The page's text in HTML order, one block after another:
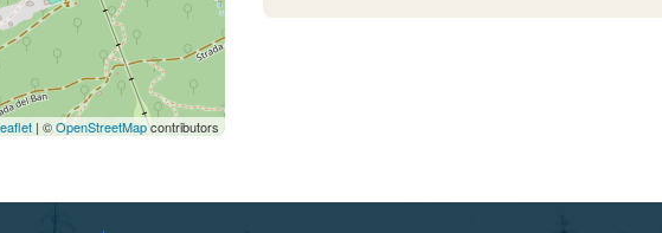
| ©OpenStreetMapcontributors